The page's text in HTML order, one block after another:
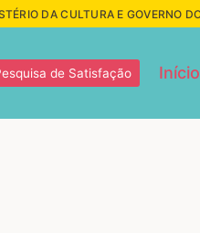
DA CULTURA E GOVERNO
de Satisfação Início